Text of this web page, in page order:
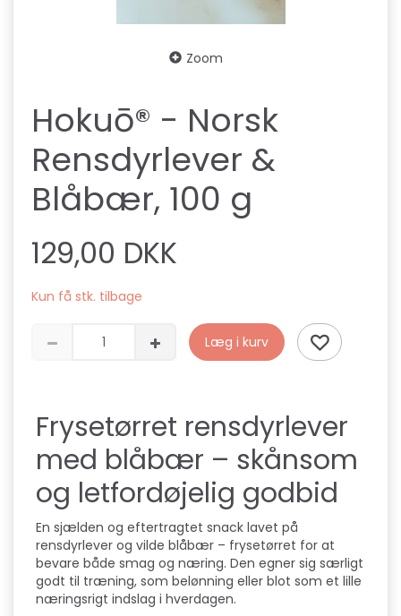
Zoom
Hokuō® - Norsk
Rensdyrlever &
Blåbær, 100 g
129,00 DKK
Kun få stk. tilbage
Læg i kurv
Frysetørret rensdyrlever
med blåbær – skånsom
og letfordøjelig godbid
En sjælden og eftertragtet snack lavet på
rensdyrlever og vilde blåbær – frysetørret for at
bevare både smag og næring. Den egner sig særligt
godt til træning, som belønning eller blot som et lille
næringsrigt indslag i hverdagen.